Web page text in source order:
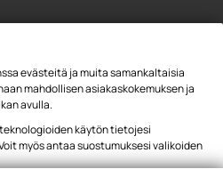
evästeitä ja muita samankaltaisia
mahdollisen asiakaskokemuksen ja
avulla.
käytön tietojesi
myös antaa suostumuksesi valikoiden